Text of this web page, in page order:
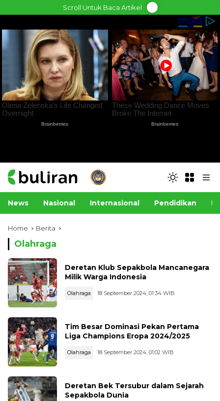
to
Scroll Untuk Baca Artikel
News Nasional Internasional Pendidikan
Home Berita
Olahraga
Deretan Klub Sepakbola Mancanegara
Milik Warga Indonesia
Olahraga 18 September 2024, 01:34 WIB
Tim Besar Dominasi Pekan Pertama
Liga Champions Eropa 2024/2025
Olahraga 18 September 2024, 01:02 WIB
Deretan Bek Tersubur dalam Sejarah
Sepakbola Dunia